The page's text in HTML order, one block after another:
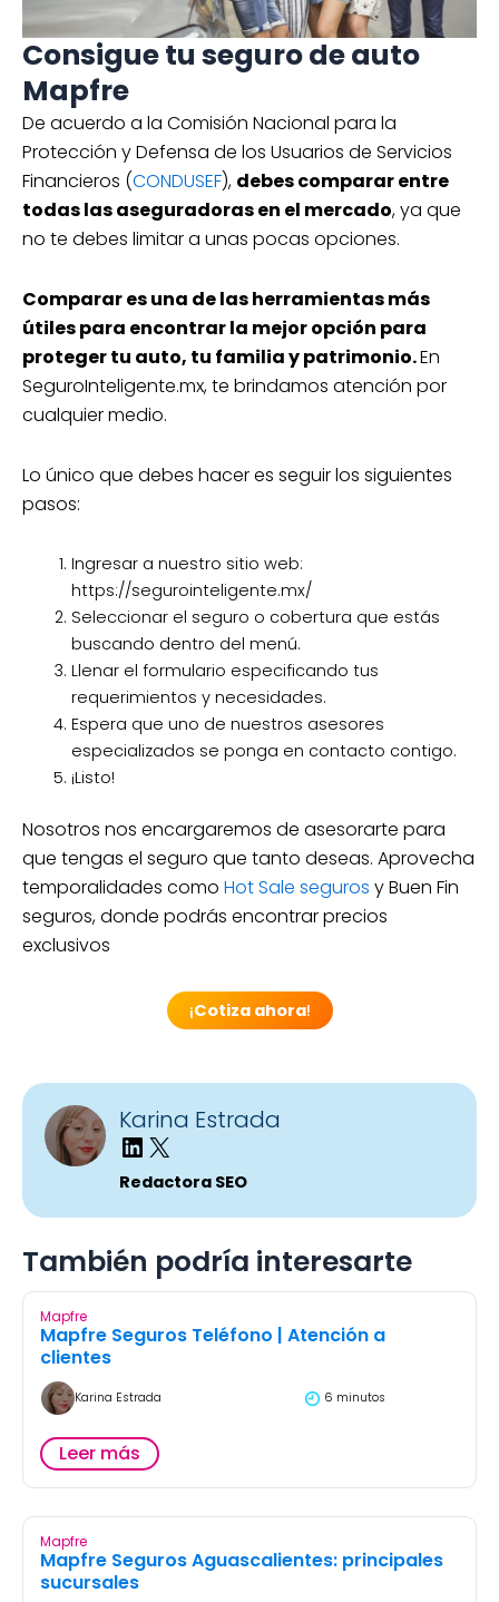
Consigue tu seguro de auto
Mapfre
De acuerdo a la Comisión Nacional para la
Protección y Defensa de los Usuarios de Servicios
Financieros (CONDUSEF), debes comparar entre
todas las aseguradoras en el mercado, ya que
no te debes limitar a unas pocas opciones.
Comparar es una de las herramientas más
útiles para encontrar la mejor opción para
proteger tu auto, tu familia y patrimonio.En
SeguroInteligente.mx, te brindamos atención por
cualquier medio.
Lo único que debes hacer es seguir los siguientes
pasos:
Ingresar a nuestro sitio web:
https://segurointeligente.mx/
Seleccionar el seguro o cobertura que estás
buscando dentro del menú.
Llenar el formulario especificando tus
requerimientos y necesidades.
Espera que uno de nuestros asesores
especializados se ponga en contacto contigo.
¡Listo!
Nosotros nos encargaremos de asesorarte para
que tengas el seguro que tanto deseas. Aprovecha
temporalidades como Hot Sale seguros y Buen Fin
seguros, donde podrás encontrar precios
exclusivos
¡Cotiza ahora!
Karina Estrada
Redactora SEO
También podría interesarte
Mapfre
Mapfre Seguros Teléfono | Atención a
clientes
Karina Estrada 6 minutos
Leer más
Mapfre
Mapfre Seguros Aguascalientes: principales
sucursales